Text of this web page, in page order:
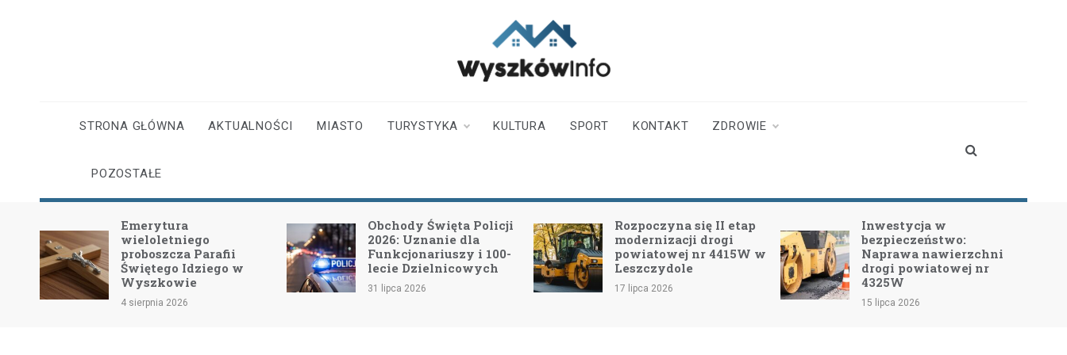
STRONA GŁÓWNA AKTUALNOŚCI MIASTO TURYSTYKA KULTURA SPORT KONTAKT ZDROWIE
POZOSTAŁE
Emerytura
wieloletniego
proboszcza Parafii
Świętego Idziego w
Wyszkowie
4 sierpnia 2026
Obchody Święta Policji
2026: Uznanie dla
Funkcjonariuszy i 100-
lecie Dzielnicowych
31 lipca 2026
Rozpoczyna się II etap
modernizacji drogi
powiatowej nr 4415W w
Leszczydole
17 lipca 2026
Inwestycja w
bezpieczeństwo:
Naprawa nawierzchni
drogi powiatowej nr
4325W
15 lipca 2026